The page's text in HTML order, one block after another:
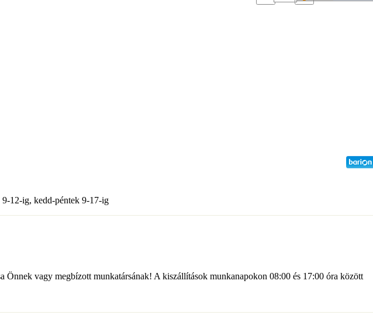
12-ig, kedd-péntek 9-17-ig
vagy megbízott munkatársának! A kiszállítások munkanapokon 08:00 és 17:00 óra között